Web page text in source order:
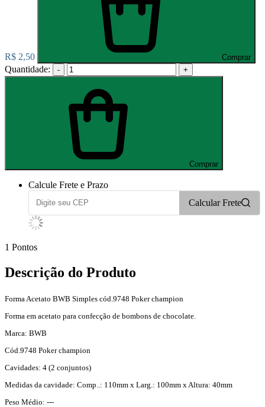
R$ 2,50 Comprar
Quantidade: - +
Comprar
Calcule Frete e Prazo
Calcular Frete
1 Pontos
Descrição do Produto
Forma Acetato BWB Simples cód.9748 Poker champion
Forma em acetato para confecção de bombons de chocolate.
Marca: BWB
Cód.9748 Poker champion
Cavidades: 4 (2 conjuntos)
Medidas da cavidade: Comp..: 110mm x Larg.: 100mm x Altura: 40mm
Peso Médio: ---